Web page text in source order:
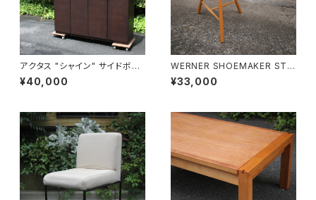
アクタス "シャイン" サイドボー
ド
¥40,000
WERNER SHOEMAKER STO
OL №59
¥33,000